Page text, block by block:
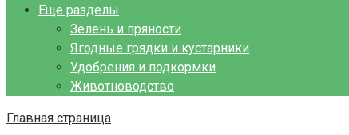
Еще разделы
Зелень и пряности
Ягодные грядки и кустарники
Удобрения и подкормки
Животноводство
Главная страница